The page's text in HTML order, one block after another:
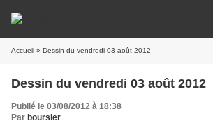
Accueil » Dessin du vendredi 03 août 2012
Dessin du vendredi 03 août 2012
Publié le 03/08/2012 à 18:38
Par boursier